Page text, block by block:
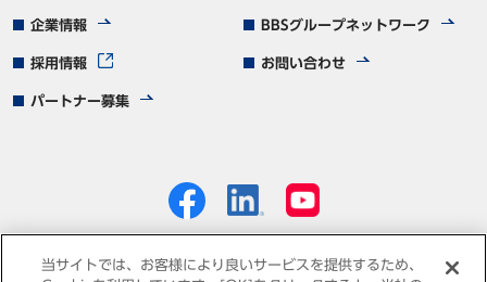
企業情報 BBSグループネットワーク
採用情報 お問い合わせ
パートナー募集
当サイトでは、お客様により良いサービスを提供するため、